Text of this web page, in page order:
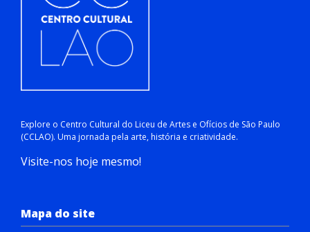
Explore o Centro Cultural do Liceu de Artes e Ofícios de São Paulo
(CCLAO). Uma jornada pela arte, história e criatividade.
Visite-nos hoje mesmo!
Mapa do site